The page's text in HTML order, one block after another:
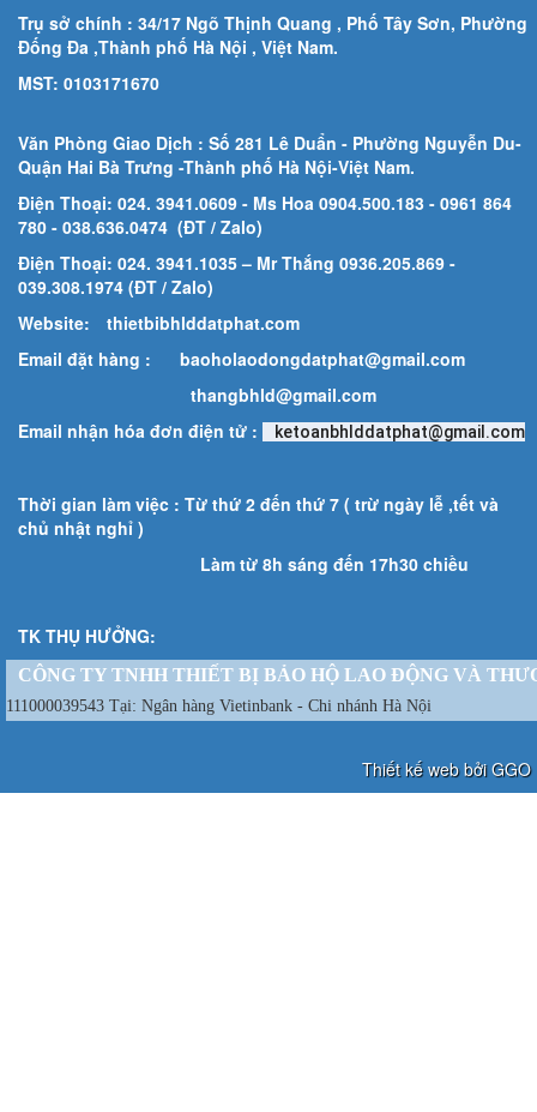
Trụ sở chính : 34/17 Ngõ Thịnh Quang , Phố Tây Sơn, Phường
Đống Đa ,Thành phố Hà Nội , Việt Nam.
MST: 0103171670
Văn Phòng Giao Dịch : Số 281 Lê Duẩn - Phường Nguyễn Du-
Quận Hai Bà Trưng -Thành phố Hà Nội-Việt Nam.
Điện Thoại: 024. 3941.0609 - Ms Hoa 0904.500.183 - 0961 864
780 - 038.636.0474 (ĐT / Zalo)
Điện Thoại: 024. 3941.1035 – Mr Thắng 0936.205.869 -
039.308.1974 (ĐT / Zalo)
Website:
thietbibhlddatphat.com
Email đặt hàng : baoholaodongdatphat@gmail.com
thangbhld@gmail.com
Email nhận hóa đơn điện tử :
ketoanbhlddatphat@gmail.com
Thời gian làm việc : Từ thứ 2 đến thứ 7 ( trừ ngày lễ ,tết và
chủ nhật nghỉ )
Làm từ 8h sáng đến 17h30 chiều
TK THỤ HƯỞNG:
CÔNG TY TNHH THIẾT BỊ BẢO HỘ LAO ĐỘNG VÀ
111000039543 Tại: Ngân hàng Vietinbank - Chi nhánh Hà Nội
Thiết kế web bởi GGO